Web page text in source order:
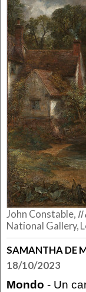
John Constable, Il
National Gallery,
SAMANTHA DE
18/10/2023
Mondo - Un